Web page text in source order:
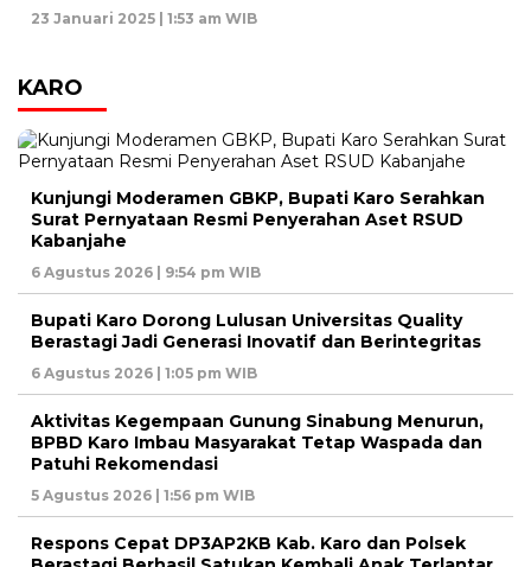
23 Januari 2025 | 1:53 am WIB
KARO
Kunjungi Moderamen GBKP, Bupati Karo Serahkan
Surat Pernyataan Resmi Penyerahan Aset RSUD
Kabanjahe
6 Agustus 2026 | 9:54 pm WIB
Bupati Karo Dorong Lulusan Universitas Quality
Berastagi Jadi Generasi Inovatif dan Berintegritas
6 Agustus 2026 | 1:05 pm WIB
Aktivitas Kegempaan Gunung Sinabung Menurun,
BPBD Karo Imbau Masyarakat Tetap Waspada dan
Patuhi Rekomendasi
5 Agustus 2026 | 1:56 pm WIB
Respons Cepat DP3AP2KB Kab. Karo dan Polsek